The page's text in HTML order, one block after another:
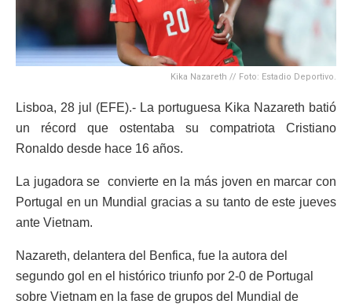
Kika Nazareth // Foto: Estadio Deportivo.
Lisboa, 28 jul (EFE).- La portuguesa Kika Nazareth batió
un récord que ostentaba su compatriota Cristiano
Ronaldo desde hace 16 años.
La jugadora se convierte en la más joven en marcar con
Portugal en un Mundial gracias a su tanto de este jueves
ante Vietnam.
Nazareth, delantera del Benfica, fue la autora del
segundo gol en el histórico triunfo por 2-0 de Portugal
sobre Vietnam en la fase de grupos del Mundial de